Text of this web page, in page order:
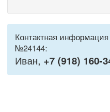
Контактная
№24144:
Иван, +7 (918) 160-